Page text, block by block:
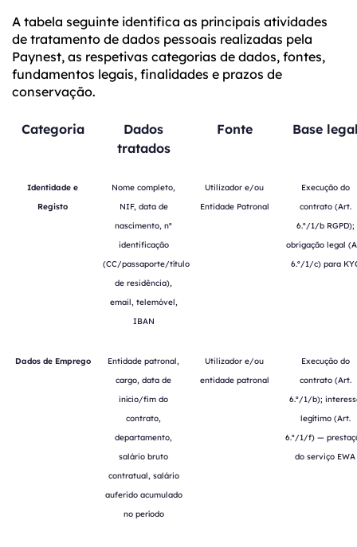
A tabela seguinte identifica as principais atividades
de tratamento de dados pessoais realizadas pela
Paynest, as respetivas categorias de dados, fontes,
fundamentos legais, finalidades e prazos de
conservação.
Categoria
Dados
tratados
Fonte Base
Identidade e
Registo
Nome completo,
NIF, data de
nascimento, nº
identificação
(CC/passaporte/título
de residência),
email, telemóvel,
IBAN
Utilizador e/ou
Entidade Patronal
Execução do
contrato (Art.
6.º/1/b RGPD);
obrigação legal
6.º/1/c) para
Dados de Emprego
Entidade patronal,
cargo, data de
início/fim do
contrato,
departamento,
salário bruto
contratual, salário
auferido acumulado
no período
Utilizador e/ou
entidade patronal
Execução do
contrato (Art.
6.º/1/b);
legítimo (Art.
6.º/1/f) —
do serviço EWA